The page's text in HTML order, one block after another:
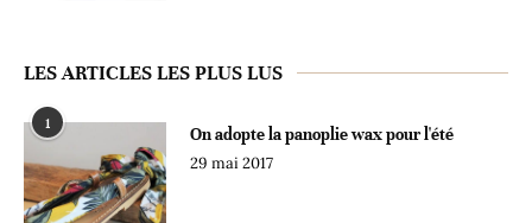
LES ARTICLES LES PLUS LUS
1
On adopte la panoplie wax pour l'été
29 mai 2017